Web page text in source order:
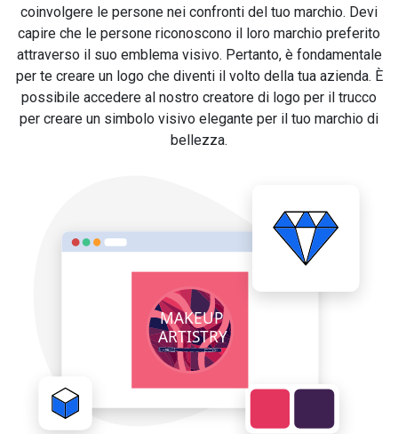
coinvolgere le persone nei confronti del tuo marchio. Devi
capire che le persone riconoscono il loro marchio preferito
attraverso il suo emblema visivo. Pertanto, è fondamentale
per te creare un logo che diventi il volto della tua azienda. È
possibile accedere al nostro creatore di logo per il trucco
per creare un simbolo visivo elegante per il tuo marchio di
bellezza.